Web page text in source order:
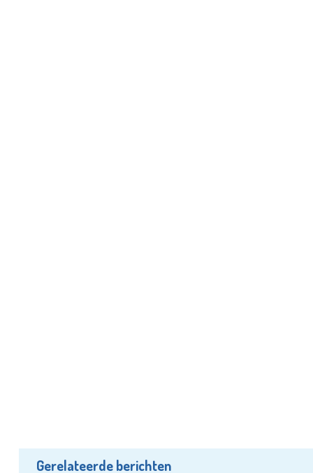
Gerelateerde berichten